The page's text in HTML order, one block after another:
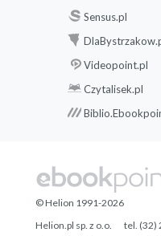
Sensus.pl
Videopoint.pl
Czytalisek.pl
© Helion 1991-2026
Helion.pl sp. z o.o.
tel. (32)